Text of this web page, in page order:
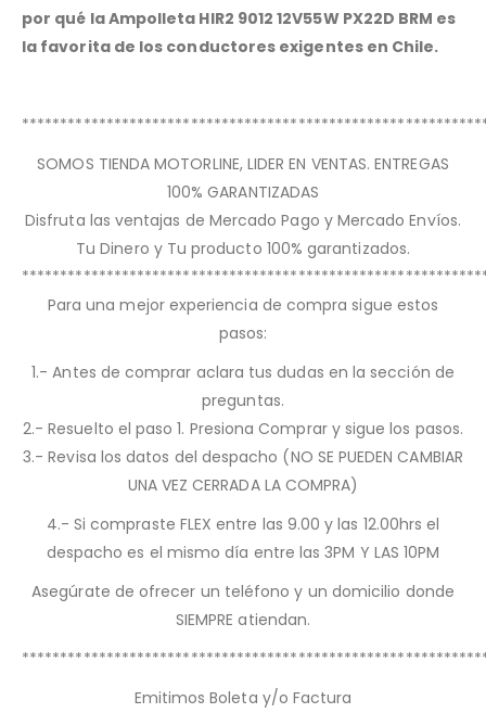
por qué la Ampolleta HIR2 9012 12V55W PX22D BRM es
la favorita de los conductores exigentes en Chile.
SOMOS TIENDA MOTORLINE, LIDER EN VENTAS. ENTREGAS
100% GARANTIZADAS
Disfruta las ventajas de Mercado Pago y Mercado Envíos.
Tu Dinero y Tu producto 100% garantizados.
Para una mejor experiencia de compra sigue estos
pasos:
1.- Antes de comprar aclara tus dudas en la sección de
preguntas.
2.- Resuelto el paso 1. Presiona Comprar y sigue los pasos.
3.- Revisa los datos del despacho (NO SE PUEDEN CAMBIAR
UNA VEZ CERRADA LA COMPRA)
4.- Si compraste FLEX entre las 9.00 y las 12.00hrs el
despacho es el mismo día entre las 3PM Y LAS 10PM
Asegúrate de ofrecer un teléfono y un domicilio donde
SIEMPRE atiendan.
Emitimos Boleta y/o Factura